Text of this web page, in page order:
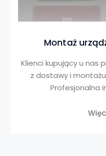
Montaż
Klienci kupujący u nas
z dostawy i
Profesjonalna